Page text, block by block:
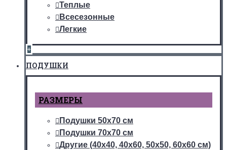
Теплые
Всесезонные
Легкие
+
ПОДУШКИ
РАЗМЕРЫ
Подушки 50х70 см
Подушки 70х70 см
Другие (40х40, 40х60, 50х50, 60х60 см)